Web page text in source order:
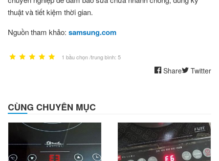
thuật và tiết kiệm thời gian.
Nguồn tham khảo: samsung.com
1 bầu chọn /trung bình: 5
Share Twitter
CÙNG CHUYÊN MỤC